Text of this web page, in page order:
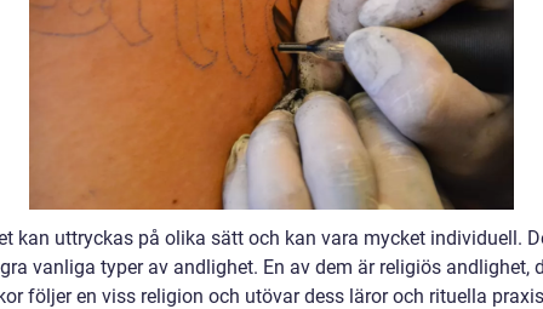
kan uttryckas på olika sätt och kan vara mycket individuell.
vanliga typer av andlighet. En av dem är religiös andlighet,
följer en viss religion och utövar dess läror och rituella